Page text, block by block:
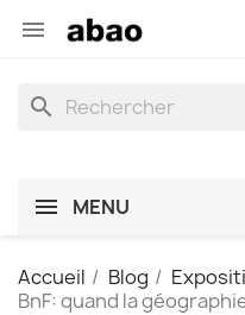

search
MENU
Accueil Blog
BnF: quand la